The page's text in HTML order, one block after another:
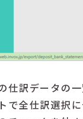
仕訳データの一
で全仕訳選択